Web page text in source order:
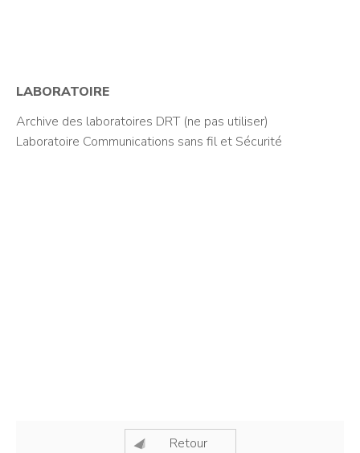
LABORATOIRE
Archive des laboratoires DRT (ne pas utiliser)
Laboratoire Communications sans fil et Sécurité
Retour